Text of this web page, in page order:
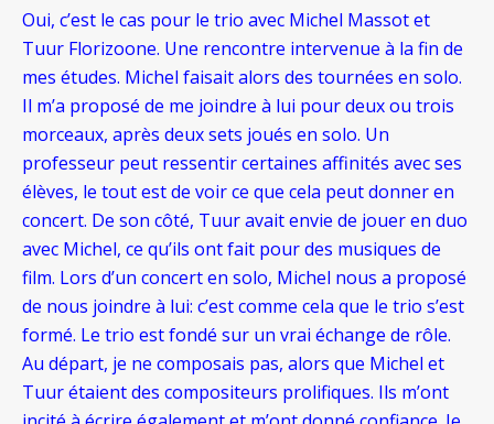
Oui, c’est le cas pour le trio avec Michel Massot et
Tuur Florizoone. Une rencontre intervenue à la fin de
mes études. Michel faisait alors des tournées en solo.
Il m’a proposé de me joindre à lui pour deux ou trois
morceaux, après deux sets joués en solo. Un
professeur peut ressentir certaines affinités avec ses
élèves, le tout est de voir ce que cela peut donner en
concert. De son côté, Tuur avait envie de jouer en duo
avec Michel, ce qu’ils ont fait pour des musiques de
film. Lors d’un concert en solo, Michel nous a proposé
de nous joindre à lui: c’est comme cela que le trio s’est
formé. Le trio est fondé sur un vrai échange de rôle.
Au départ, je ne composais pas, alors que Michel et
Tuur étaient des compositeurs prolifiques. Ils m’ont